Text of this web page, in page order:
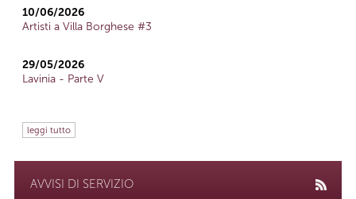
10/06/2026
Artisti a Villa Borghese #3
29/05/2026
Lavinia - Parte V
leggi tutto
AVVISI DI SERVIZIO